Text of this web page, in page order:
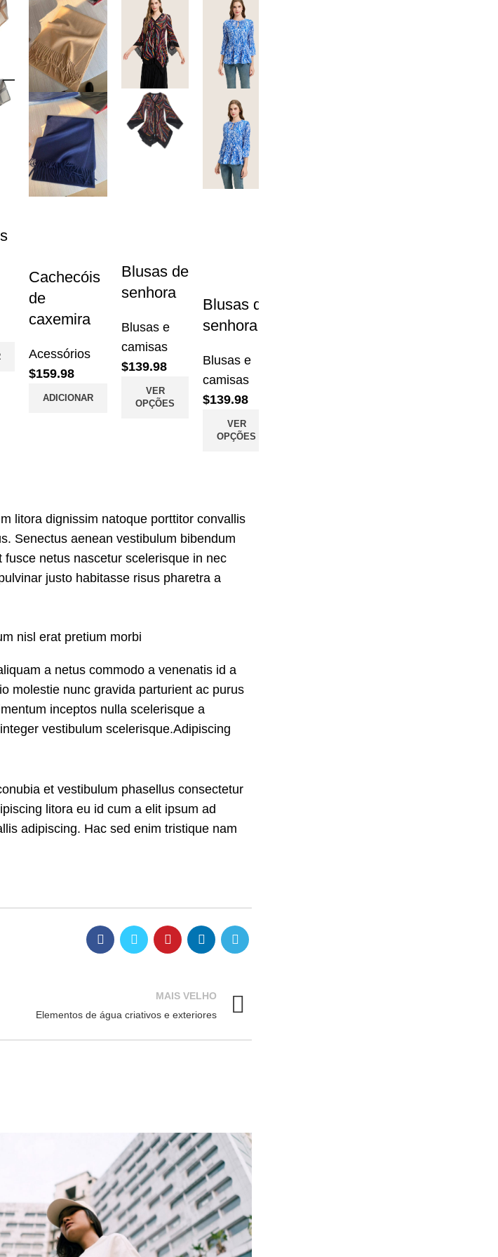
Cachecóis
de
caxemira
Acessórios
$159.98
ADICIONAR
Blusas de
senhora
Blusas e
camisas
$139.98
VER
OPÇÕES
Blusas de
senhora
Blusas e
camisas
$139.98
VER
OPÇÕES
litora dignissim natoque porttitor convallis
Senectus aenean vestibulum bibendum
netus nascetur scelerisque in nec
justo habitasse risus pharetra a
nisl erat pretium morbi
a netus commodo a venenatis id a
molestie nunc gravida parturient ac purus
inceptos nulla scelerisque a
vestibulum scelerisque.Adipiscing
et vestibulum phasellus consectetur
litora eu id cum a elit ipsum ad
adipiscing. Hac sed enim tristique nam
MAIS VELHO
Elementos de água criativos e exteriores